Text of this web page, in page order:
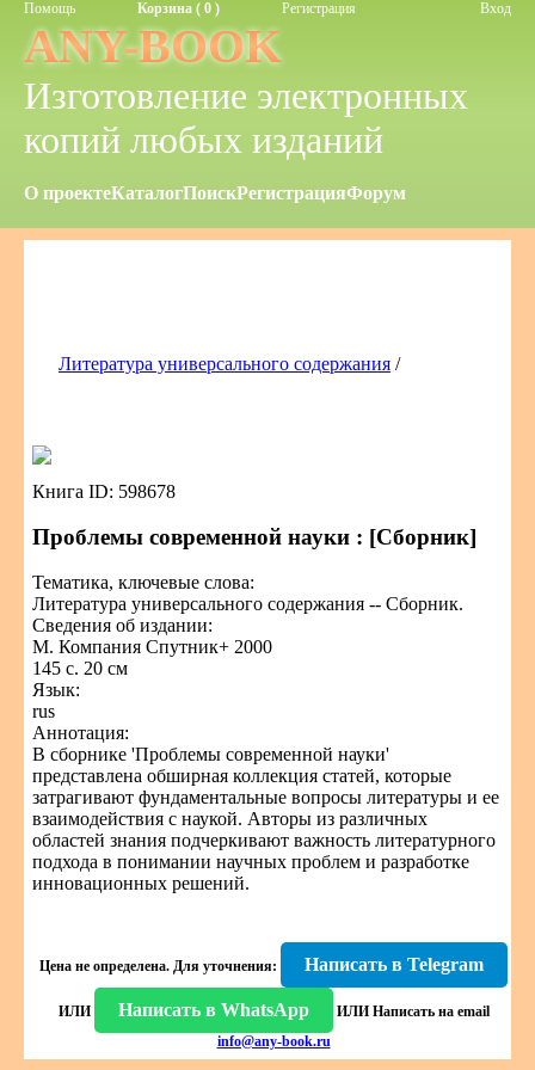
Помощь Корзина ( 0 ) Регистрация Вход
ANY-BOOK
Изготовление электронных
копий любых изданий
О проектеКаталогПоискРегистрацияФорум
Литература универсального содержания /
Книга ID: 598678
Проблемы современной науки : [Сборник]
Тематика, ключевые слова:
Литература универсального содержания -- Сборник.
Сведения об издании:
М. Компания Спутник+ 2000
145 с. 20 см
Язык:
rus
Аннотация:
В сборнике 'Проблемы современной науки'
представлена обширная коллекция статей, которые
затрагивают фундаментальные вопросы литературы и ее
взаимодействия с наукой. Авторы из различных
областей знания подчеркивают важность литературного
подхода в понимании научных проблем и разработке
инновационных решений.
Цена не определена. Для уточнения: Написать в Telegram
ИЛИ Написать в WhatsApp ИЛИ Написать на email
info@any-book.ru